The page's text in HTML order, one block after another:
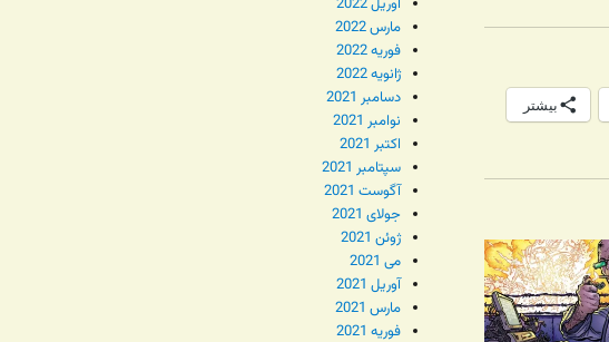
بیشتر
آوریل 2022
مارس 2022
فوریه 2022
ژانویه 2022
دسامبر 2021
نوامبر 2021
اکتبر 2021
سپتامبر 2021
آگوست 2021
جولای 2021
ژوئن 2021
می 2021
آوریل 2021
مارس 2021
فوریه 2021